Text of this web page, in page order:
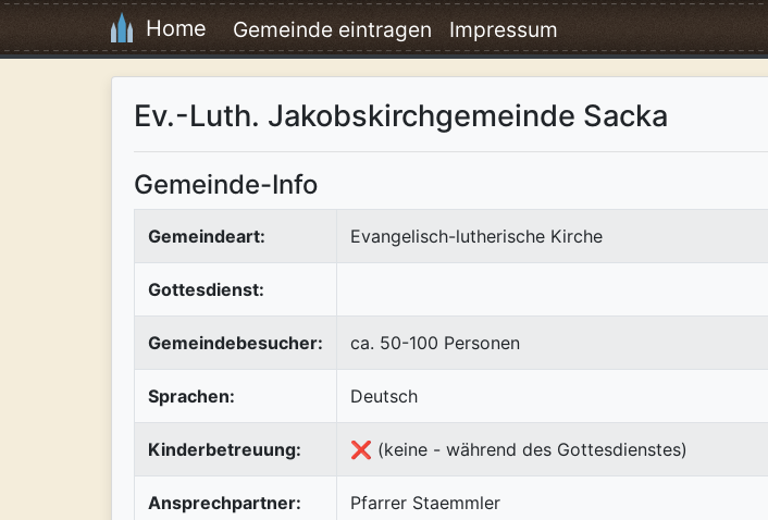
Home Gemeinde eintragen Impressum
Ev.-Luth. Jakobskirchgemeinde Sacka
Gemeinde-Info
Gemeindeart: Evangelisch-lutherische Kirche
Gottesdienst:
Gemeindebesucher: ca. 50-100 Personen
Sprachen: Deutsch
Kinderbetreuung: ❌ (keine - während des Gottesdienstes)
Ansprechpartner: Pfarrer Staemmler